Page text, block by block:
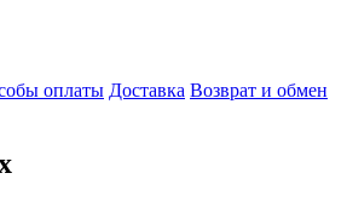
оплаты Доставка Возврат и обмен